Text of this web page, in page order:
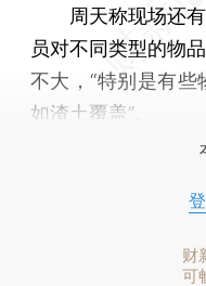
周天称现场还有
员对不同类型的物
不大，“特别是有
如渣土覆盖”。
财
可